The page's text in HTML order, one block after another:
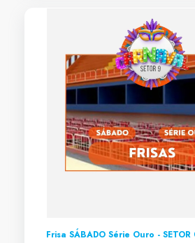
Frisa SÁBADO Série Ouro -